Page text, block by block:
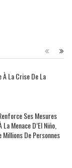
La Crise De La
Ses Mesures
Menace D’El Niño,
De Personnes